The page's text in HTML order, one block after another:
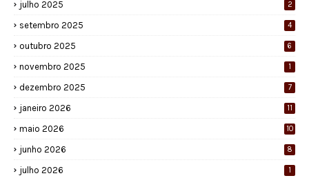
julho 2025 2
setembro 2025 4
outubro 2025 6
novembro 2025 1
dezembro 2025 7
janeiro 2026 11
maio 2026 10
junho 2026 8
julho 2026 1